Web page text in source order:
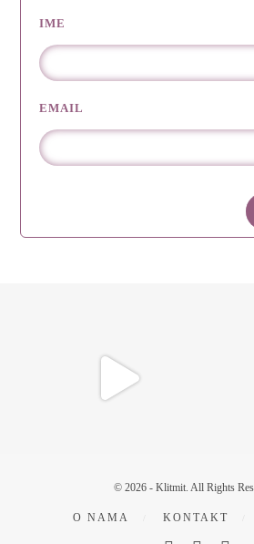
IME
EMAIL
© 2026 - Klitmit. All Rights
O NAMA KONTAKT